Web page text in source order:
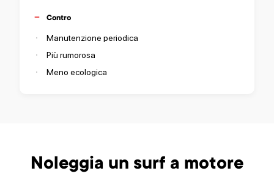
Contro
Manutenzione periodica
Più rumorosa
Meno ecologica
Noleggia un surf a motore